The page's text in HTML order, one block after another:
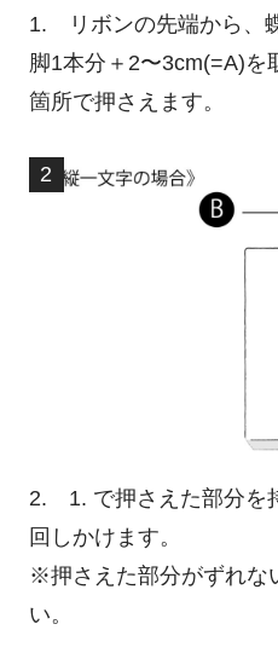
1. リボンの先端から、
脚1本分＋2〜3cm(=A)を
箇所で押さえます。
2. 1. で押さえた部分を
回しかけます。
※押さえた部分がずれな
い。